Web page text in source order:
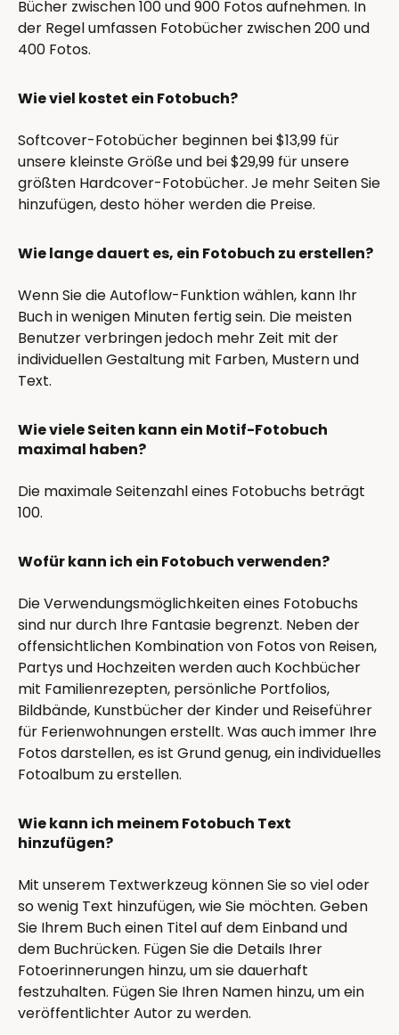
Bücher zwischen 100 und 900 Fotos aufnehmen. In
der Regel umfassen Fotobücher zwischen 200 und
400 Fotos.
Wie viel kostet ein Fotobuch?
Softcover-Fotobücher beginnen bei $13,99 für
unsere kleinste Größe und bei $29,99 für unsere
größten Hardcover-Fotobücher. Je mehr Seiten Sie
hinzufügen, desto höher werden die Preise.
Wie lange dauert es, ein Fotobuch zu erstellen?
Wenn Sie die Autoflow-Funktion wählen, kann Ihr
Buch in wenigen Minuten fertig sein. Die meisten
Benutzer verbringen jedoch mehr Zeit mit der
individuellen Gestaltung mit Farben, Mustern und
Text.
Wie viele Seiten kann ein Motif-Fotobuch
maximal haben?
Die maximale Seitenzahl eines Fotobuchs beträgt
100.
Wofür kann ich ein Fotobuch verwenden?
Die Verwendungsmöglichkeiten eines Fotobuchs
sind nur durch Ihre Fantasie begrenzt. Neben der
offensichtlichen Kombination von Fotos von Reisen,
Partys und Hochzeiten werden auch Kochbücher
mit Familienrezepten, persönliche Portfolios,
Bildbände, Kunstbücher der Kinder und Reiseführer
für Ferienwohnungen erstellt. Was auch immer Ihre
Fotos darstellen, es ist Grund genug, ein individuelles
Fotoalbum zu erstellen.
Wie kann ich meinem Fotobuch Text
hinzufügen?
Mit unserem Textwerkzeug können Sie so viel oder
so wenig Text hinzufügen, wie Sie möchten. Geben
Sie Ihrem Buch einen Titel auf dem Einband und
dem Buchrücken. Fügen Sie die Details Ihrer
Fotoerinnerungen hinzu, um sie dauerhaft
festzuhalten. Fügen Sie Ihren Namen hinzu, um ein
veröffentlichter Autor zu werden.